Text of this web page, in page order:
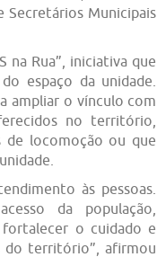
Secretários Municipais
na Rua”, iniciativa que
espaço da unidade.
ampliar o vínculo com
no território,
de locomoção ou que
às pessoas.
da população,
fortalecer o cuidado e
do território”, afirmou